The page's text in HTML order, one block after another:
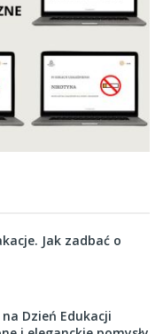
Jak zadbać o
Dzień Edukacji